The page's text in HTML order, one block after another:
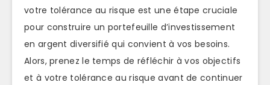
votre tolérance au risque est une étape cruciale
pour construire un portefeuille d’investissement
en argent diversifié qui convient à vos besoins.
Alors, prenez le temps de réfléchir à vos objectifs
et à votre tolérance au risque avant de continuer